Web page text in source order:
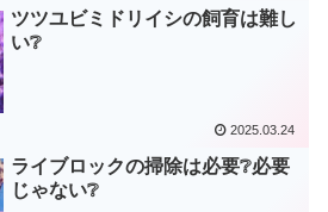
ツツユビミドリイシの飼育は難し
い❔
2025.03.24
ライブロックの掃除は必要❔必要
じゃない❔